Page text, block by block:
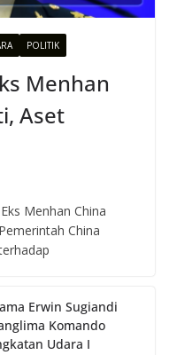
POLITIK
Menhan
Aset
Menhan China
China
Erwin Sugiandi
Komando
Udara I